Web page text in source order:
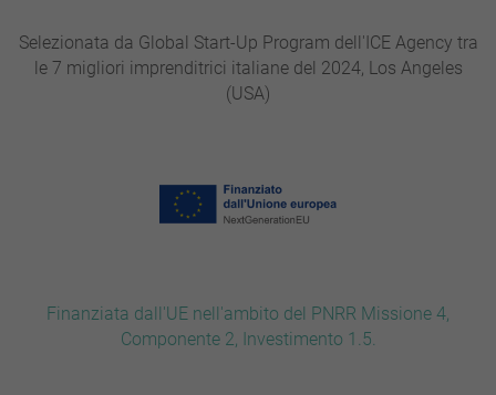
Selezionata da Global Start-Up Program dell'ICE Agency tra
le 7 migliori imprenditrici italiane del 2024, Los Angeles
(USA)
Finanziata dall'UE nell'ambito del PNRR Missione 4,
Componente 2, Investimento 1.5.